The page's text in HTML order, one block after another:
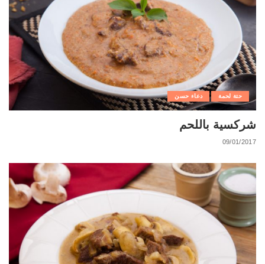
حتة لحمة دعاء حسن
شركسية باللحم
09/01/2017